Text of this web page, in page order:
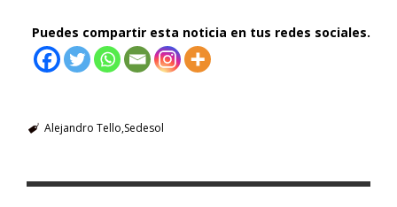
Puedes compartir esta noticia en tus redes sociales.
Alejandro Tello Sedesol